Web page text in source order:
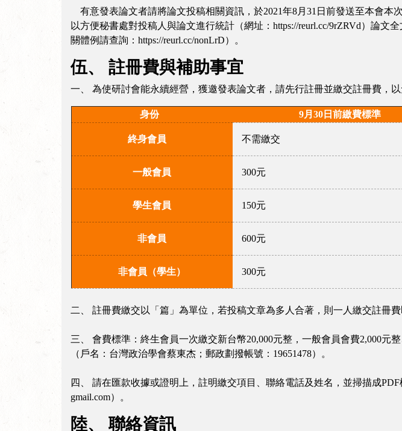
有意發表論文者請將論文投稿相關資訊，於2021年8月31日前發送至本會本
以方便秘書處對投稿人與論文進行統計（網址：https://reurl.cc/9rZRVd）論
關體例請查詢：https://reurl.cc/nonLrD）。
伍、 註冊費與補助事宜
一、 為使研討會能永續經營，獲邀發表論文者，請先行註冊並繳交註冊費，
身份 9月30日前繳費標準
終身會員 不需繳交
一般會員 300元
學生會員 150元
非會員 600元
非會員（學生） 300元
二、 註冊費繳交以「篇」為單位，若投稿文章為多人合著，則一人繳交註冊費
三、 會費標準：終生會員一次繳交新台幣20,000元整，一般會員會費2,000元
（戶名：台灣政治學會蔡東杰；郵政劃撥帳號：19651478）。
四、 請在匯款收據或證明上，註明繳交項目、聯絡電話及姓名，並掃描成
gmail.com）。
陸、 聯絡資訊